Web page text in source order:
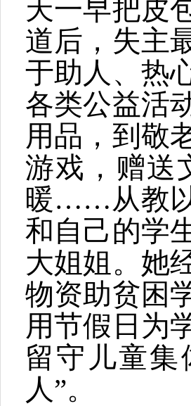
天一早把皮
道后，失主
于助人、热
各类公益活
用品，到敬
游戏，赠送
暖……从教以
和自己的学
大姐姐。她
物资助贫困
用节假日为
留守儿童集
人”。